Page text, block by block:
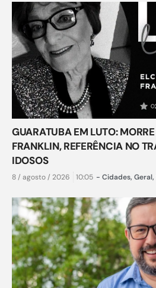
GUARATUBA EM LUTO:
FRANKLIN, REFERÊNCIA NO
IDOSOS
8 / agosto / 2026 10:05 - Cidades, Geral,